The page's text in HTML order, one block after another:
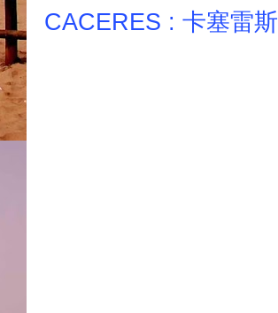
CACERES : 卡塞雷斯